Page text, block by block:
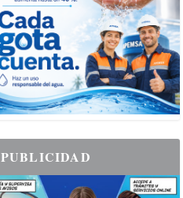
PUBLICIDAD